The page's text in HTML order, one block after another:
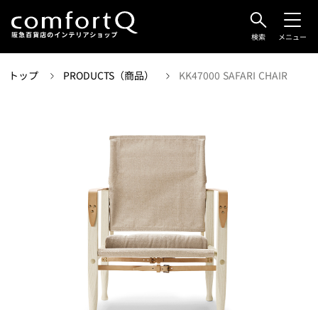
検索 メニュー
トップ PRODUCTS（商品） KK47000 SAFARI CHAIR